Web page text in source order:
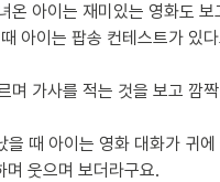
온 아이는 재미있는 영화도
아이는 팝송 컨테스트가 있
며 가사를 적는 것을 보고 깜
때 아이는 영화 대화가 귀
며 웃으며 보더라구요.